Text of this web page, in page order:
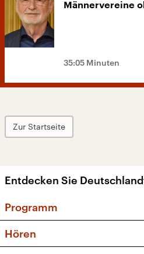
Männervereine
35:05 Minuten
Zur Startseite
Entdecken Sie
Programm
Sendungen und
Hören